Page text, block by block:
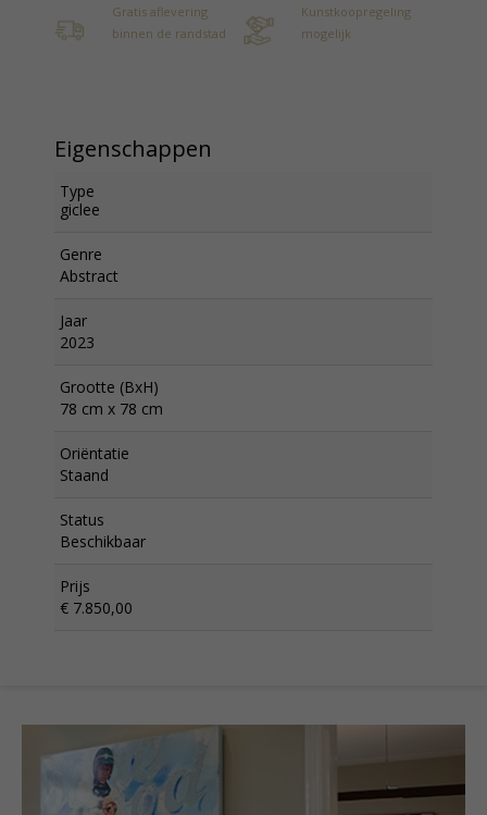
Gratis aflevering
binnen de randstad
Kunstkoopregeling
mogelijk
Eigenschappen
Type
giclee
Genre
Abstract
Jaar
2023
Grootte (BxH)
78 cm x 78 cm
Oriëntatie
Staand
Status
Beschikbaar
Prijs
€ 7.850,00